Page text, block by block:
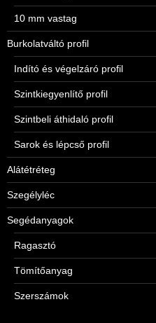
10 mm vastag
Burkolatváltó profil
Indító és végelzáró profil
Szintkiegyenlítő profil
Szintbeli áthidaló profil
Sarok és lépcső profil
Alátétréteg
Szegélyléc
Segédanyagok
Ragasztó
Tömítőanyag
Szerszámok